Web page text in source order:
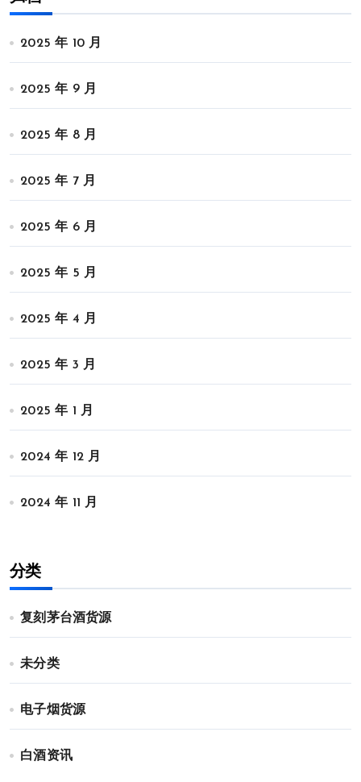
2025 年 10 月
2025 年 9 月
2025 年 8 月
2025 年 7 月
2025 年 6 月
2025 年 5 月
2025 年 4 月
2025 年 3 月
2025 年 1 月
2024 年 12 月
2024 年 11 月
分类
复刻茅台酒货源
未分类
电子烟货源
白酒资讯